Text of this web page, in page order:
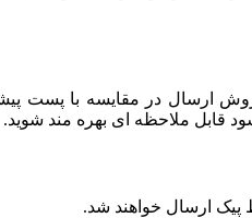
در مقایسه با پست
قابل ملاحظه ای بهره مند شوید.